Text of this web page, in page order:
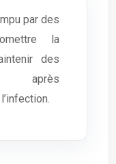
par des
la
des
après